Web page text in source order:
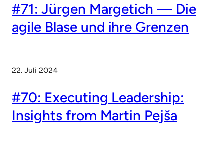
#71: Jürgen Margetich — Die
agile Blase und ihre Grenzen
22. Juli 2024
#70: Executing Leadership:
Insights from Martin Pejša